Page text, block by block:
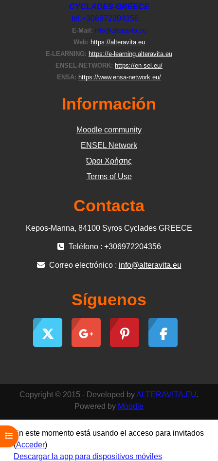
Abrir índice del curso
CYCLADES-GREECE
tel:+306972204356
E-Μail : info@alteravita.eu
Web: https://alteravita.eu
E-LEARNING: https://e-learning.alteravita.eu
ENSEL-NETWORK: https://en-sel.eu/
ENSA: https://www.ensa-network.eu/
Información
Moodle community
ΕΝSEL Network
Όροι Χρήσης
Terms of Use
Contacta
Kepos-Manna, 84100 Syros Cyclades GREECE
Teléfono : +306972204356
Correo electrónico : info@alteravita.eu
Síguenos
Copyright © 2015 - Developed byALTERAVITA.EU.
Powered by Moodle
En este momento está usando el acceso para invitados
(Acceder)
Descargar la app para dispositivos móviles